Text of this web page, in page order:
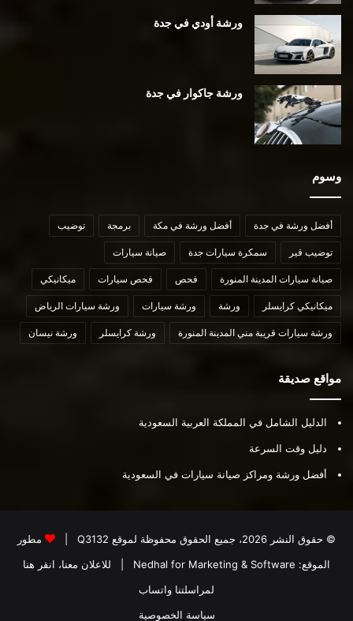
ورشة أودي في جدة
ورشة جاكوار في جدة
وسوم
أفضل ورشة في جدة أفضل ورشة في مكة برمجة توضيب
توضيب قير سمكرة سيارات جدة صيانة سيارات
صيانة سيارات المدينة المنورة فحص فحص سيارات ميكانيكي
ميكانيكي كرايسلر ورشة ورشة سيارات ورشة سيارات الرياض
ورشة سيارات قريبة مني المدينة المنورة ورشة كرايسلر ورشة نيسان
مواقع صديقة
الدليل الشامل في المملكة العربية السعودية
دليل وقت السرعة
أفضل ورشة ومراكز صيانة سيارات في السعودية
© حقوق النشر 2026، جميع الحقوق محفوظة لموقع Q3132
مطور
الموقع: Nedhal for Marketing & Software
للاعلان معنا، انقر هنا
لمراسلتنا واتساب
سياسة الخصوصية